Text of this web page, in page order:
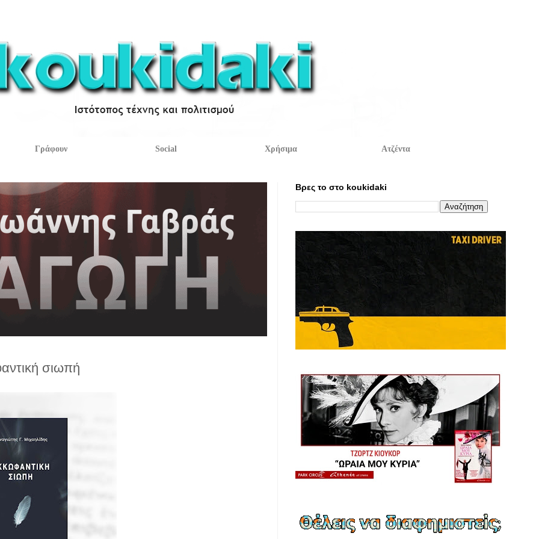
Γράφουν Social Χρήσιμα Ατζέντα
σιωπή
Βρες το στο koukidaki